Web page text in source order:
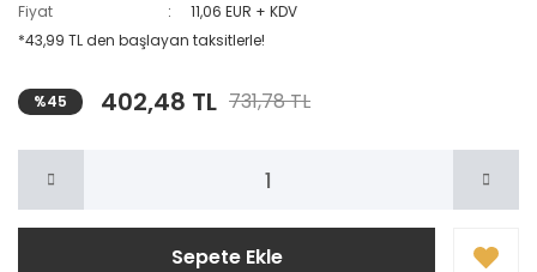
Fiyat
11,06 EUR + KDV
*43,99 TL den başlayan taksitlerle!
%45 402,48 TL 731,78 TL
Sepete Ekle